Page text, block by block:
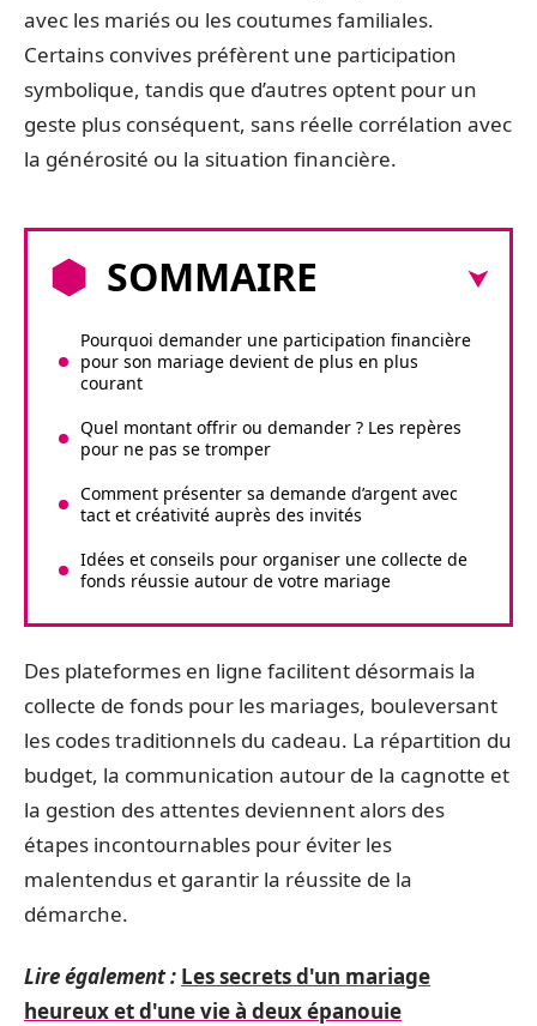
avec les mariés ou les coutumes familiales.
Certains convives préfèrent une participation
symbolique, tandis que d’autres optent pour un
geste plus conséquent, sans réelle corrélation avec
la générosité ou la situation financière.
SOMMAIRE
Pourquoi demander une participation financière
pour son mariage devient de plus en plus
courant
Quel montant offrir ou demander ? Les repères
pour ne pas se tromper
Comment présenter sa demande d’argent avec
tact et créativité auprès des invités
Idées et conseils pour organiser une collecte de
fonds réussie autour de votre mariage
Des plateformes en ligne facilitent désormais la
collecte de fonds pour les mariages, bouleversant
les codes traditionnels du cadeau. La répartition du
budget, la communication autour de la cagnotte et
la gestion des attentes deviennent alors des
étapes incontournables pour éviter les
malentendus et garantir la réussite de la
démarche.
Lire également : Les secrets d'un mariage
heureux et d'une vie à deux épanouie